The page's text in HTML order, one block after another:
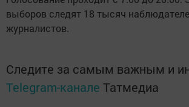
выборов следят 18 тысяч
журналистов.
Следите за самым важным и
Telegram-канале Татмедиа